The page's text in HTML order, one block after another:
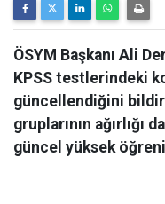
ÖSYM Başkanı Ali
KPSS testlerindeki
güncellendiğini
gruplarının ağırlığı
güncel yüksek